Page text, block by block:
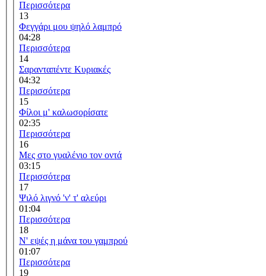
Περισσότερα
13
Φεγγάρι μου ψηλό λαμπρό
04:28
Περισσότερα
14
Σαρανταπέντε Κυριακές
04:32
Περισσότερα
15
Φίλοι μ' καλωσορίσατε
02:35
Περισσότερα
16
Μες στο γυαλένιο τον οντά
03:15
Περισσότερα
17
Ψιλό λιγνό 'ν' τ' αλεύρι
01:04
Περισσότερα
18
Ν' εψές η μάνα του γαμπρού
01:07
Περισσότερα
19